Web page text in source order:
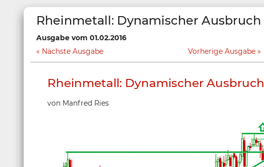
Rheinmetall: Dynamischer Ausbruch
Ausgabe vom 01.02.2016
Nächste Ausgabe
Vorherige Ausgabe
Rheinmetall: Dynamischer Ausbruch
von Manfred Ries